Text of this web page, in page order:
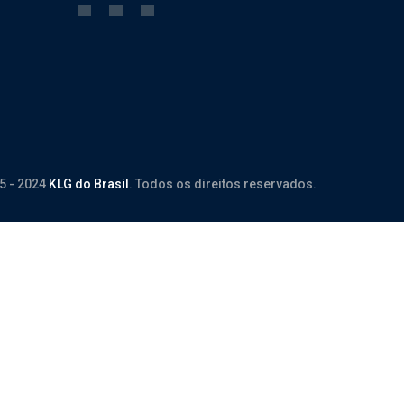
- 2024 KLG do Brasil . Todos os direitos reservados.